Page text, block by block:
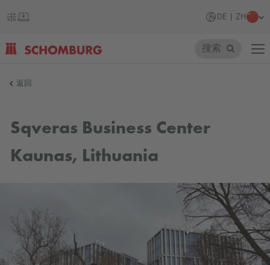
DE | ZH
国
搜索
返回
Sqveras Business Center
Kaunas, Lithuania